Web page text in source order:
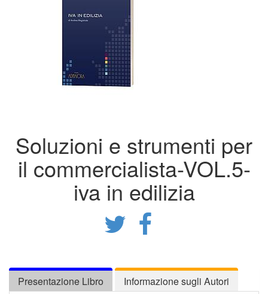
Soluzioni e strumenti per
il commercialista-VOL.5-
iva in edilizia
Presentazione Libro Informazione sugli Autori